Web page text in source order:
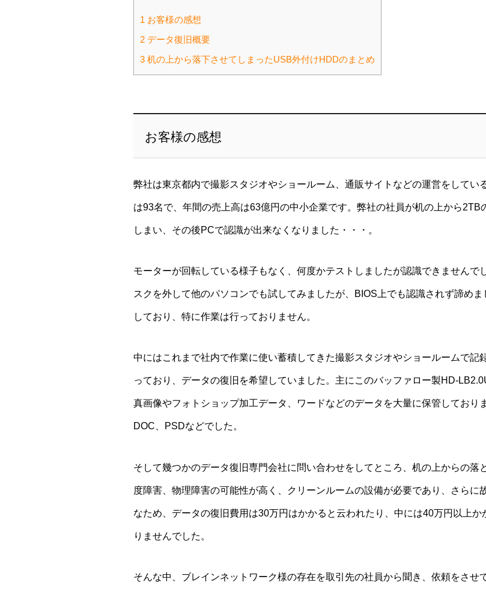
1 お客様の感想
2 データ復旧概要
3 机の上から落下させてしまったUSB外付けHDDのまとめ
お客様の感想
弊社は東京都内で撮影スタジオやショールーム、通販サイトなどの運営をしてい
は93名で、年間の売上高は63億円の中小企業です。弊社の社員が机の上から
しまい、その後PCで認識が出来なくなりました・・・。
モーターが回転している様子もなく、何度かテストしましたが認識できませんで
スクを外して他のパソコンでも試してみましたが、BIOS上でも認識されず諦め
しており、特に作業は行っておりません。
中にはこれまで社内で作業に使い蓄積してきた撮影スタジオやショールームで記
っており、データの復旧を希望していました。主にこのバッファロー製HD-
真画像やフォトショップ加工データ、ワードなどのデータを大量に保管しており
DOC、PSDなどでした。
そして幾つかのデータ復旧専門会社に問い合わせをしてところ、机の上からの
度障害、物理障害の可能性が高く、クリーンルームの設備が必要であり、さら
なため、データの復旧費用は30万円はかかると云われたり、中には40万円以上
りませんでした。
そんな中、ブレインネットワーク様の存在を取引先の社員から聞き、依頼をさせ